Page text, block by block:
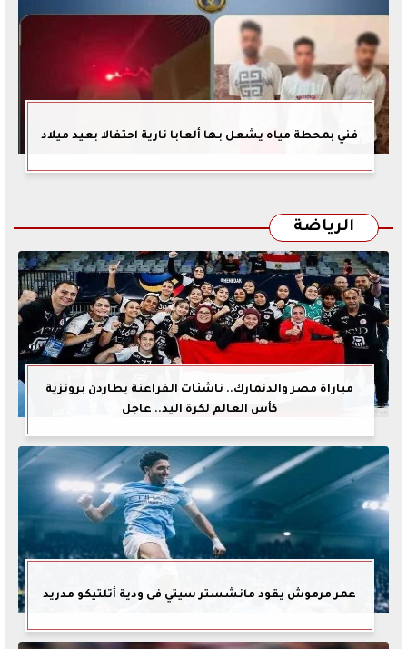
فني بمحطة مياه يشعل بها ألعابا نارية احتفالا بعيد ميلاد
الرياضة
مباراة مصر والدنمارك.. ناشئات الفراعنة يطاردن برونزية
كأس العالم لكرة اليد.. عاجل
عمر مرموش يقود مانشستر سيتي فى ودية أتلتيكو مدريد